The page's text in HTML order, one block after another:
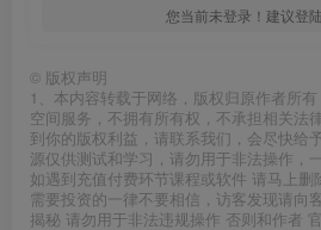
您当前未登录！建议登
© 版权声明
1、本内容转载于网络，版权归原作者所
空间服务，不拥有所有权，不承担相关法
到你的版权利益，请联系我们，会尽快给
源仅供测试和学习，请勿用于非法操作，
如遇到充值付费环节课程或软件 请马上
需要投资的一律不要相信，访客发现请向
揭秘 请勿用于非法违规操作 否则和作者